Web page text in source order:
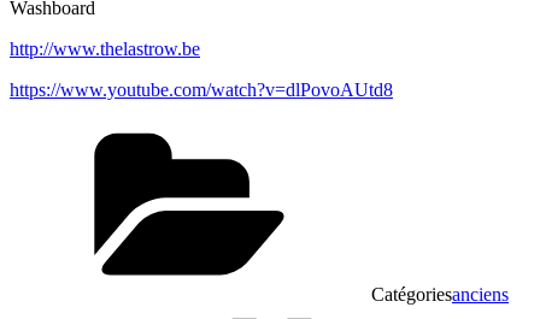
Washboard
http://www.thelastrow.be
https://www.youtube.com/watch?v=dlPovoAUtd8
Catégoriesanciens